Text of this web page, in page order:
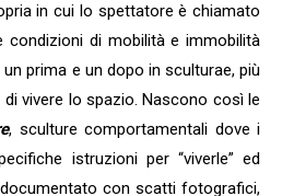
in cui lo spettatore è chiamato
condizioni di mobilità e immobilità
prima e un dopo in sculturae, più
vivere lo spazio. Nascono così le
, sculture comportamentali dove i
istruzioni per “viverle” ed
con scatti fotografici,